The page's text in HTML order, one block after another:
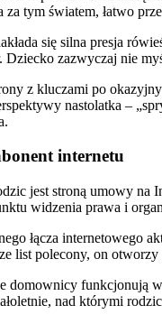
tym światem, łatwo
się silna presja
Dziecko zazwyczaj nie
z kluczami po
nastolatka –
internetu
jest stroną umowy na
widzenia prawa i
łącza internetowego
list polecony, on
domownicy funkcjonują
nad którymi